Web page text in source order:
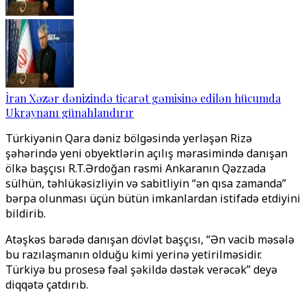
İran Xəzər dənizində ticarət gəmisinə edilən hücumda
Ukraynanı günahlandırır
Türkiyənin Qara dəniz bölgəsində yerləşən Rizə
şəhərində yeni obyektlərin açılış mərasimində danışan
ölkə başçısı R.T.Ərdoğan rəsmi Ankaranın Qəzzada
sülhün, təhlükəsizliyin və sabitliyin “ən qısa zamanda”
bərpa olunması üçün bütün imkanlardan istifadə etdiyini
bildirib.
Atəşkəs barədə danışan dövlət başçısı, “Ən vacib məsələ
bu razılaşmanın olduğu kimi yerinə yetirilməsidir.
Türkiyə bu prosesə fəal şəkildə dəstək verəcək” deyə
diqqətə çatdırıb.